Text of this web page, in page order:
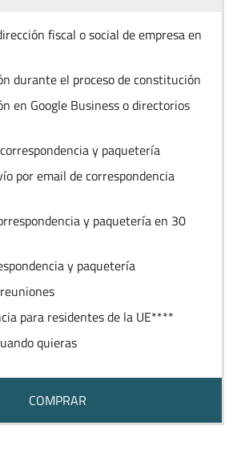
fiscal o social de empresa en
durante el proceso de constitución
en Google Business o directorios
y paquetería
por email de correspondencia
y paquetería en 30
y paquetería
para residentes de la UE****
quieras
COMPRAR